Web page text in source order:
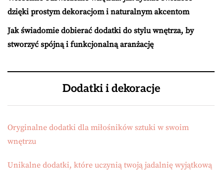
dzięki prostym dekoracjom i naturalnym akcentom
Jak świadomie dobierać dodatki do stylu wnętrza, by
stworzyć spójną i funkcjonalną aranżację
Dodatki i dekoracje
Oryginalne dodatki dla miłośników sztuki w swoim
wnętrzu
Unikalne dodatki, które uczynią twoją jadalnię wyjątkową